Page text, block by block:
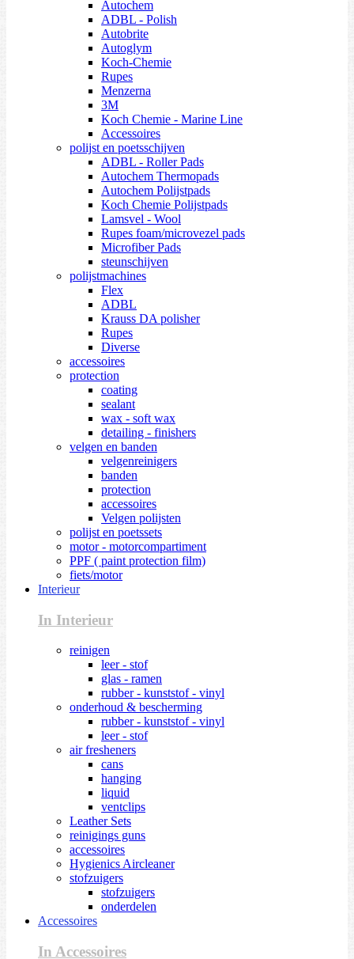
Autochem
ADBL - Polish
Autobrite
Autoglym
Koch-Chemie
Rupes
Menzerna
3M
Koch Chemie - Marine Line
Accessoires
polijst en poetsschijven
ADBL - Roller Pads
Autochem Thermopads
Autochem Polijstpads
Koch Chemie Polijstpads
Lamsvel - Wool
Rupes foam/microvezel pads
Microfiber Pads
steunschijven
polijstmachines
Flex
ADBL
Krauss DA polisher
Rupes
Diverse
accessoires
protection
coating
sealant
wax - soft wax
detailing - finishers
velgen en banden
velgenreinigers
banden
protection
accessoires
Velgen polijsten
polijst en poetssets
motor - motorcompartiment
PPF ( paint protection film)
fiets/motor
Interieur
In Interieur
reinigen
leer - stof
glas - ramen
rubber - kunststof - vinyl
onderhoud & bescherming
rubber - kunststof - vinyl
leer - stof
air fresheners
cans
hanging
liquid
ventclips
Leather Sets
reinigings guns
accessoires
Hygienics Aircleaner
stofzuigers
stofzuigers
onderdelen
Accessoires
In Accessoires